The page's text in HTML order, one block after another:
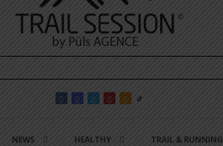
NEWS HEALTHY TRAIL & RUNNING